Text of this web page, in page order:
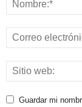
Guardar mi